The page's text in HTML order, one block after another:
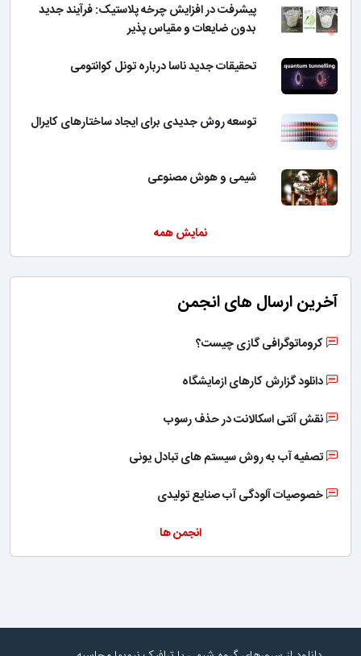
پیشرفت در افزایش چرخه پلاستیک: فرآیند جدید
بدون ضایعات و مقیاس پذیر
تحقیقات جدید ناسا درباره تونل کوانتومی
توسعه روش جدیدی برای ایجاد ساختارهای کایرال
شیمی و هوش مصنوعی
نمایش همه
آخرین ارسال های انجمن
کروماتوگرافی گازی چیست؟
دانلود گزارش کارهای ازمایشگاه
نقش آنتی اسکالانت در حذف رسوب
تصفیه آب به روش سیستم های تبادل یونی
خصوصیات آلودگی آب صنایع تولیدی
انجمن ها